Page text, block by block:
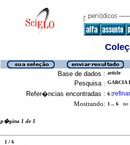
Base de dados : article
Pesquisa : GARCIA
Refer�ncias encontradas : 6 [refinar
Mostrando: 1 .. 6 no
p�gina 1 de 1
1 / 6